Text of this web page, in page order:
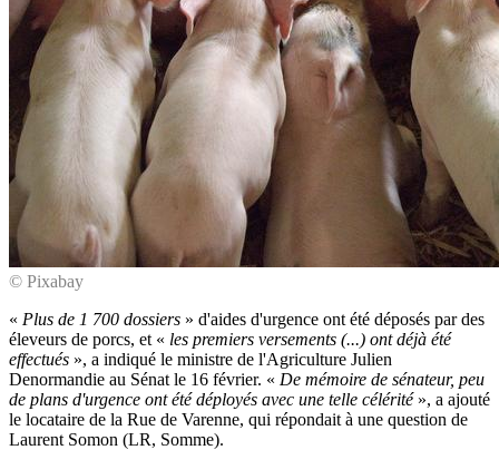
© Pixabay
« Plus de 1 700 dossiers » d'aides d'urgence ont été déposés par des
éleveurs de porcs, et « les premiers versements (...) ont déjà été
effectués », a indiqué le ministre de l'Agriculture Julien
Denormandie au Sénat le 16 février. « De mémoire de sénateur, peu
de plans d'urgence ont été déployés avec une telle célérité», a ajouté
le locataire de la Rue de Varenne, qui répondait à une question de
Laurent Somon (LR, Somme).